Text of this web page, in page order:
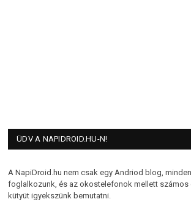
ÜDV A NAPIDROID.HU-N!
A NapiDroid.hu nem csak egy Andriod blog,
foglalkozunk, és az okostelefonok mellett számos
kütyüt igyekszünk bemutatni.